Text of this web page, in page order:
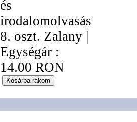
és
irodalomolvasás
8. oszt. Zalany |
Egységár :
14.00 RON